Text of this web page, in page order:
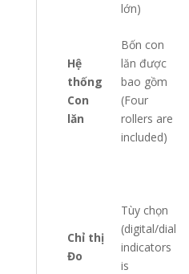
lớn)
Hệ
thống
Con
lăn
Bốn con
lăn được
bao gồm
(Four
rollers are
included)
Chỉ thị
Đo
Tùy chọn
(digital/dial
indicators
is